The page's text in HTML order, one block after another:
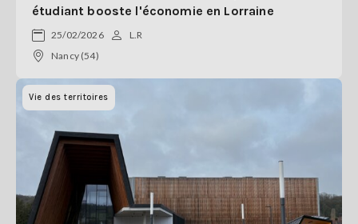
étudiant booste l'économie en Lorraine
25/02/2026
L.R
Nancy (54)
Vie des territoires